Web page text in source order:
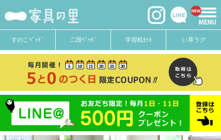
すのこﾍﾞｯﾄﾞ 二段ﾍﾞｯﾄﾞ 学習机ｾｯﾄ い草ラグ